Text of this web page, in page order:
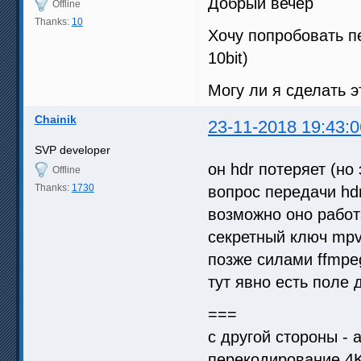
Offline
Thanks: 10
Хочу попробовать
10bit)
Могу ли я сделать
Chainik 23-11-2018
SVP developer
Offline
Thanks: 1730
он hdr потеряет (но
вопрос передачи
возможно оно
секретный ключ
позже силами
тут явно есть
===
с другой стороны -